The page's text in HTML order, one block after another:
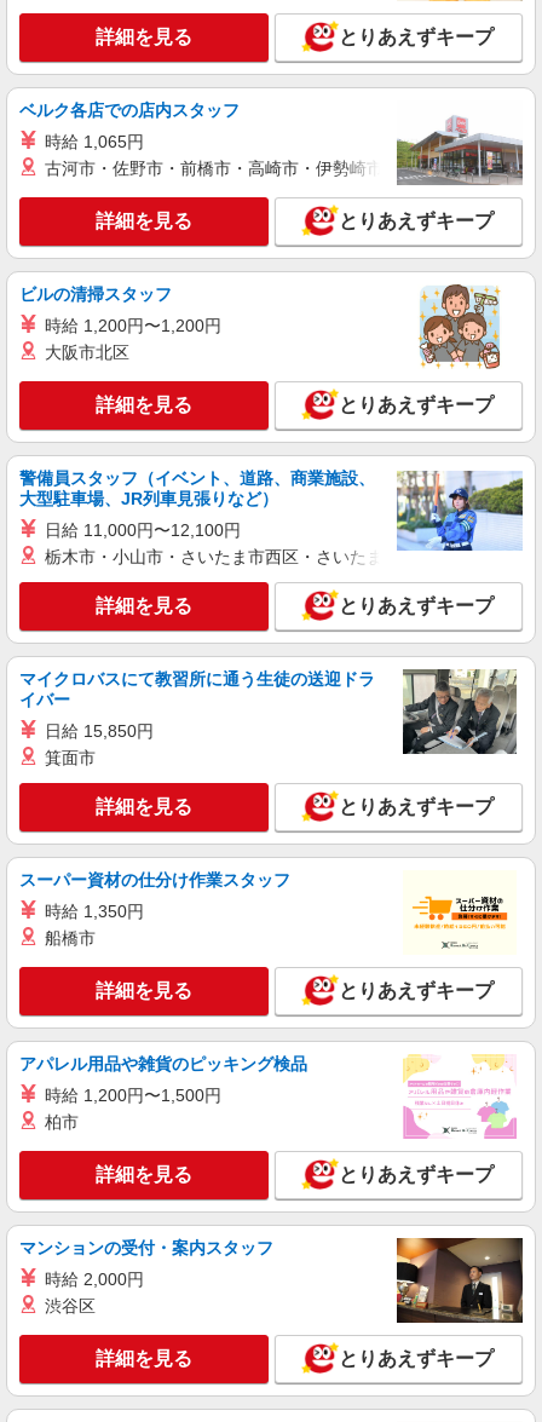
十条駅☆未経験OK！デイサービスの生活サ
ポート♪パート募集◎
時給1550円〜2312円 ＜交通費全支給(ガソリ
ン代含む)＞
詳細を見る
株式会社kotrio /●SW-H1-2099903
NEW
十条駅★デイで送迎や生活サポートなど【福
時給1650円〜2312円 ＜日払い有/週払い有/交
十条駅付近
詳細を見る
派遣社員
株式会社kotrio /●SW-H1-2114824
NEW
赤羽駅⇒キレイな病院で介護補助/事務作業な
ど
時給1650円〜2312円 ＜日払い有/週払い有/交
通費全支給(ガソリン代含む)＞
北区内【赤羽駅近く】
詳細を見る
派遣社員
株式会社kotrio /●SW-H1-2001502
「支払い日に間に合ったぜ！」日払いOK＊
障がい者支援STAFF
時給1550円〜2312円 ＜日払い有/週払い有/交
キープ 詳細を見る
株式会社kotrio /●SW-H1-2018056
NEW
≪十条駅≫夜勤なし！未経験・ブランクOK
時給1650円〜2312円 ＜日払い有/週払い有/交
通費全支給(ガソリン代含む)＞
キープ 詳細を見る
派遣社員 NEW
赤羽駅＊グループホームSTAFF＊生活のサポ
ート業務を担当
時給1650円〜2312円 ＜日払い有/週払い有/交
詳細を見る とりあえずキープ
ベルク各店での店内スタッフ
時給 1,065円
古河市・佐野市・前橋市・高崎市・伊勢崎市・太田市・館林市
詳細を見る とりあえずキープ
ビルの清掃スタッフ
時給 1,200円〜1,200円
大阪市北区
詳細を見る とりあえずキープ
警備員スタッフ（イベント、道路、商業施設、
大型駐車場、JR列車見張りなど）
日給 11,000円〜12,100円
栃木市・小山市・さいたま市西区・さいたま市岩槻区・久喜市・
詳細を見る とりあえずキープ
マイクロバスにて教習所に通う生徒の送迎ドラ
イバー
日給 15,850円
箕面市
詳細を見る とりあえずキープ
スーパー資材の仕分け作業スタッフ
時給 1,350円
船橋市
詳細を見る とりあえずキープ
アパレル用品や雑貨のピッキング検品
時給 1,200円〜1,500円
柏市
詳細を見る とりあえずキープ
マンションの受付・案内スタッフ
時給 2,000円
渋谷区
詳細を見る とりあえずキープ